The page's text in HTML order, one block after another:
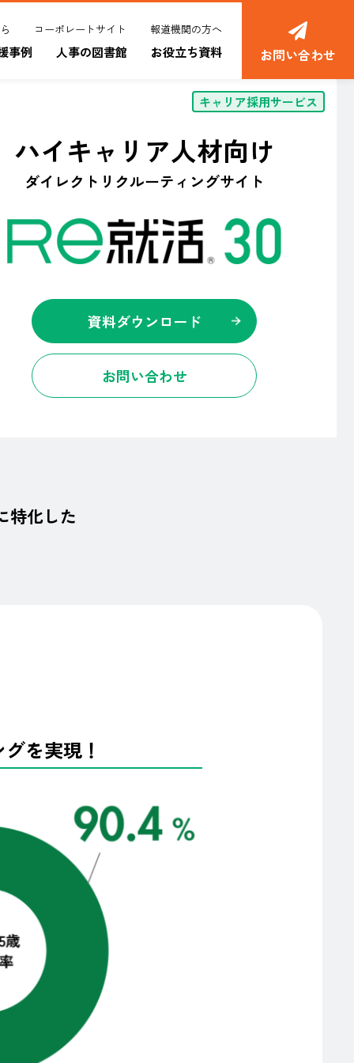
コーポレートサイト 報道機関の方へ
事例 人事の図書館 お役立ち資料 お問い合わせ
キャリア採用サービス
ハイキャリア人材向け
ダイレクトリクルーティングサイト
資料ダウンロード​
お問い合わせ
特化した
を実現！